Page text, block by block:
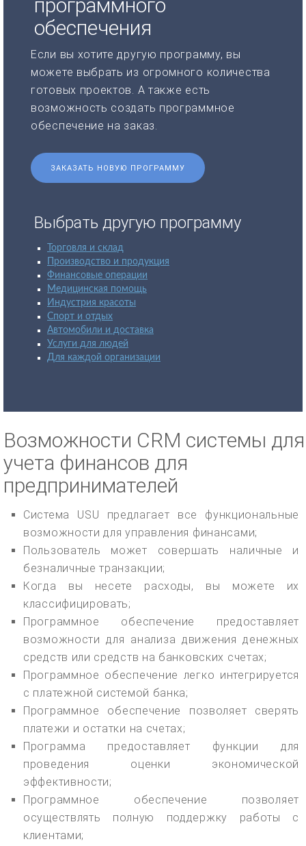
программного
обеспечения
Если вы хотите другую программу, вы
можете выбрать из огромного количества
готовых проектов. А также есть
возможность создать программное
обеспечение на заказ.
ЗАКАЗАТЬ НОВУЮ ПРОГРАММУ
Выбрать другую программу
Торговля и склад
Производство и продукция
Финансовые операции
Медицинская помощь
Индустрия красоты
Спорт и отдых
Автомобили и доставка
Услуги для людей
Для каждой организации
Возможности CRM системы для
учета финансов для
предпринимателей
Система USU предлагает все функциональные
возможности для управления финансами;
Пользователь может совершать наличные и
безналичные транзакции;
Когда вы несете расходы, вы можете их
классифицировать;
Программное обеспечение предоставляет
возможности для анализа движения денежных
средств или средств на банковских счетах;
Программное обеспечение легко интегрируется
с платежной системой банка;
Программное обеспечение позволяет сверять
платежи и остатки на счетах;
Программа предоставляет функции для
проведения оценки экономической
эффективности;
Программное обеспечение позволяет
осуществлять полную поддержку работы с
клиентами;